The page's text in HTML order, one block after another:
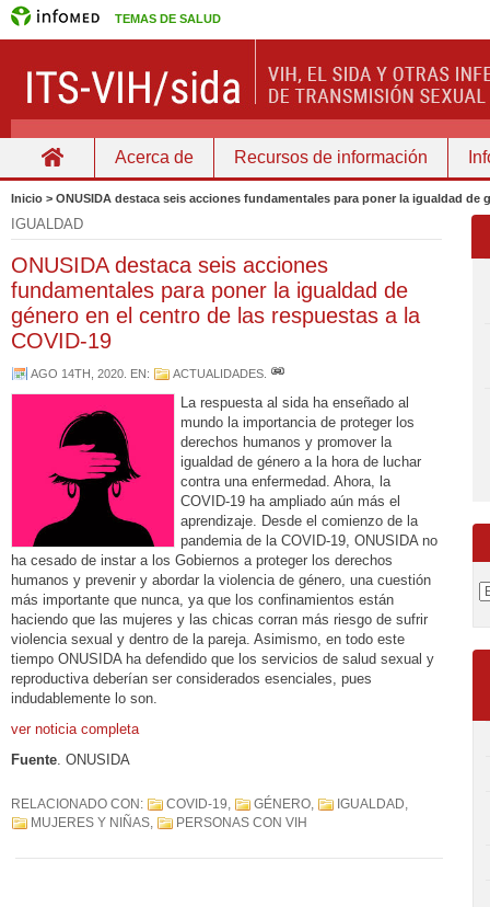
TEMAS DE SALUD
Acerca de Recursos de información
Inicio > ONUSIDA destaca seis acciones fundamentales para poner la igualdad de
IGUALDAD
ONUSIDA destaca seis acciones
fundamentales para poner la igualdad de
género en el centro de las respuestas a la
COVID-19
AGO 14TH, 2020 . EN: ACTUALIDADES
La respuesta al sida ha enseñado al
mundo la importancia de proteger los
derechos humanos y promover la
igualdad de género a la hora de luchar
contra una enfermedad. Ahora, la
COVID-19 ha ampliado aún más el
aprendizaje. Desde el comienzo de la
pandemia de la COVID-19, ONUSIDA no
ha cesado de instar a los Gobiernos a proteger los derechos
humanos y prevenir y abordar la violencia de género, una cuestión
más importante que nunca, ya que los confinamientos están
haciendo que las mujeres y las chicas corran más riesgo de sufrir
violencia sexual y dentro de la pareja. Asimismo, en todo este
tiempo ONUSIDA ha defendido que los servicios de salud sexual y
reproductiva deberían ser considerados esenciales, pues
indudablemente lo son.
ver noticia completa
Fuente. ONUSIDA
RELACIONADO CON: COVID-19, GÉNERO, IGUALDAD,
MUJERES Y NIÑAS, PERSONAS CON VIH